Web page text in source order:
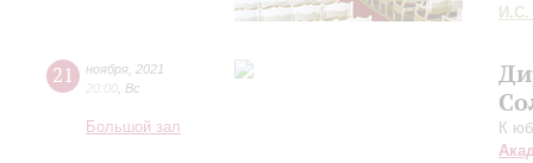
И.С.
21 ноября 2021
20:00 Вс
Большой зал
К